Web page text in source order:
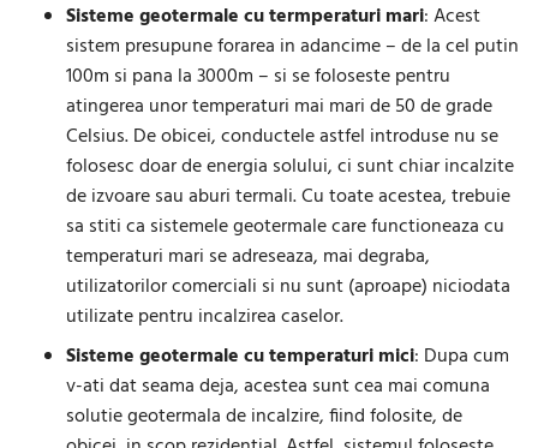
Sisteme geotermale cu termperaturi mari: Acest
sistem presupune forarea in adancime – de la cel putin
100m si pana la 3000m – si se foloseste pentru
atingerea unor temperaturi mai mari de 50 de grade
Celsius. De obicei, conductele astfel introduse nu se
folosesc doar de energia solului, ci sunt chiar incalzite
de izvoare sau aburi termali. Cu toate acestea, trebuie
sa stiti ca sistemele geotermale care functioneaza cu
temperaturi mari se adreseaza, mai degraba,
utilizatorilor comerciali si nu sunt (aproape) niciodata
utilizate pentru incalzirea caselor.
Sisteme geotermale cu temperaturi mici: Dupa cum
v-ati dat seama deja, acestea sunt cea mai comuna
solutie geotermala de incalzire, fiind folosite, de